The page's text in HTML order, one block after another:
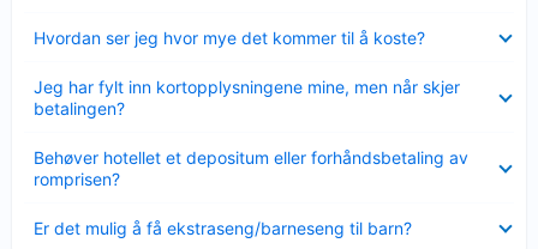
Hvordan ser jeg hvor mye det kommer til å koste?
mindre
Jeg har fylt inn kortopplysningene mine, men når skjer
betalingen?
mindre
Behøver hotellet et depositum eller forhåndsbetaling av
romprisen?
mindre
Er det mulig å få ekstraseng/barneseng til barn?
mindre